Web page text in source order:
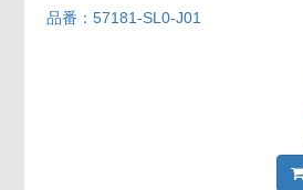
品番：57181-SL0-J01